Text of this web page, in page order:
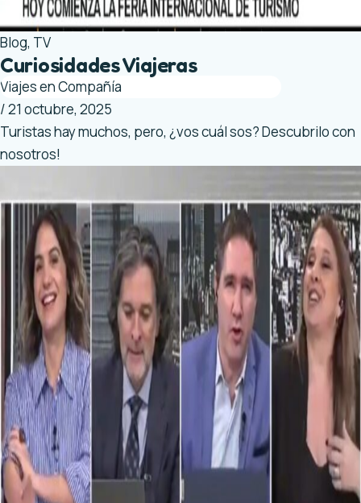
Blog, TV
Curiosidades Viajeras
Viajes en Compañía
/21 octubre, 2025
Turistas hay muchos, pero, ¿vos cuál sos? Descubrilo con
nosotros!